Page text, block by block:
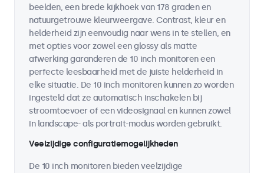
beelden, een brede kijkhoek van 178 graden en
natuurgetrouwe kleurweergave. Contrast, kleur en
helderheid zijn eenvoudig naar wens in te stellen, en
met opties voor zowel een glossy als matte
afwerking garanderen de 10 inch monitoren een
perfecte leesbaarheid met de juiste helderheid in
elke situatie. De 10 inch monitoren kunnen zo worden
ingesteld dat ze automatisch inschakelen bij
stroomtoevoer of een videosignaal en kunnen zowel
in landscape- als portrait-modus worden gebruikt.
Veelzijdige configuratiemogelijkheden
De 10 inch monitoren bieden veelzijdige